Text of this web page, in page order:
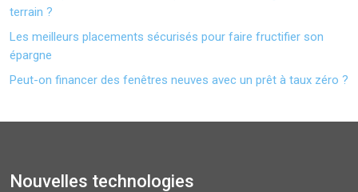
terrain ?
Les meilleurs placements sécurisés pour faire fructifier son
épargne
Peut-on financer des fenêtres neuves avec un prêt à taux zéro ?
Nouvelles technologies